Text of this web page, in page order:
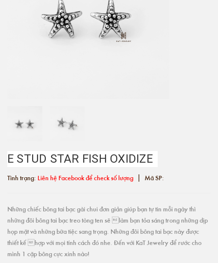
E STUD STAR FISH OXIDIZE
Tình trạng: Liên hệ Facebook để check số lượng | Mã SP:
Những chiếc bông tai bạc gài chui đơn giản giúp bạn tự tin mỗi ngày thì
những đôi bông tai bạc treo tòng ten sẽ làm bạn tỏa sáng trong những dịp
họp mặt và những bữa tiệc sang trọng. Những đôi bông tai bạc này được
thiết kế hợp với mọi tính cách đó nhe. Đến với KaT Jewelry để rước cho
mình 1 cặp bông cực xinh nào!